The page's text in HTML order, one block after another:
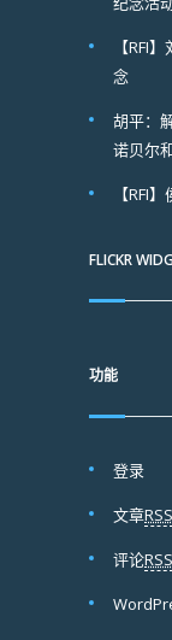
【RFI
念
胡平：
诺贝尔
【RFI
FLICKR
功能
登录
文章RSS
评论RSS